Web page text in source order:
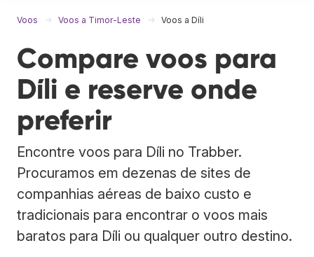
Voos Voos a Timor-Leste Voos a Díli
Compare voos para
Díli e reserve onde
preferir
Encontre voos para Díli no Trabber.
Procuramos em dezenas de sites de
companhias aéreas de baixo custo e
tradicionais para encontrar o voos mais
baratos para Díli ou qualquer outro destino.